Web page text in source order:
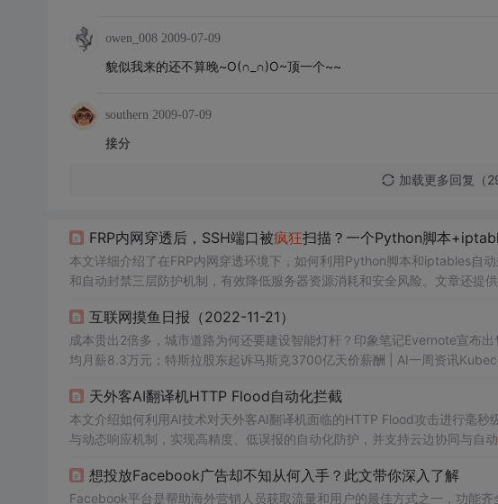
owen_008 2009-07-09
貌似我来的还不算晚~O(∩_∩)O~顶一个~~
southern 2009-07-09
接分
加载更多回复（
FRP内网穿透后，SSH端口被疯狂扫描？一个Python脚本
本文详细介绍了在FRP内网穿透环境下，如何利用Python脚本和iptables自
和自动封禁三层防护机制，有效降低服务器资源消耗和安全风险。文章还提
互联网摸鱼日报（2022-11-21）
成本贵出2倍多，城市道路为何还要建设智能灯杆？印象笔记Evernote宣布
均月薪8.3万元；特斯拉股东起诉马斯克3700亿天价薪酬 | AI一周资讯
晒代码审查现场，编排他的段子比疯狂星期四还多昔日“优等生”落榜，完美日
天外客AI翻译机HTTP Flood自动化拦截
本文介绍如何利用AI技术对天外客AI翻译机面临的HTTP Flood攻击进行毫
与动态响应机制，实现高精度、低误报的自动化防护，并支持云边协同与自动
想投放Facebook广告却不知从何入手？此文带你深入了解
Facebook平台是帮助海外营销人员获取流量和用户的最佳方式之一，功能